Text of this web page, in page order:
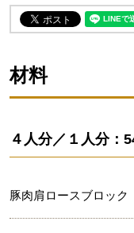
材料
４人分／１人分
豚肉肩ロースブロック